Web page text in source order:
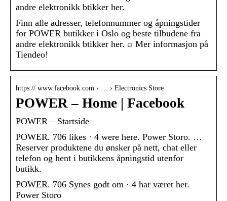
andre elektronikk btikker her.
Finn alle adresser, telefonnummer og åpningstider
for POWER butikker i Oslo og beste tilbudene fra
andre elektronikk btikker her. ⌕ Mer informasjon på
Tiendeo!
https:// www.facebook.com › … › Electronics Store
POWER – Home | Facebook
POWER – Startside
POWER. 706 likes · 4 were here. Power Storo. …
Reserver produktene du ønsker på nett, chat eller
telefon og hent i butikkens åpningstid utenfor
butikk.
POWER. 706 Synes godt om · 4 har været her.
Power Storo